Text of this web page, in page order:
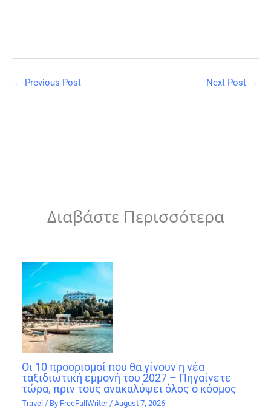
← Previous Post Next Post →
Διαβάστε Περισσότερα
Οι 10 προορισμοί που θα γίνουν η νέα
ταξιδιωτική εμμονή του 2027 – Πηγαίνετε
τώρα, πριν τους ανακαλύψει όλος ο κόσμος
Travel / By FreeFallWriter /August 7, 2026